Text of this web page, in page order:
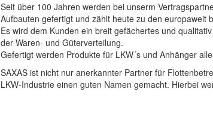
Seit über 100 Jahren werden bei unserm
Aufbauten gefertigt und zählt heute zu den europaweit
Es wird dem Kunden ein breit gefächertes und
der Waren- und Güterverteilung.
Gefertigt werden Produkte für LKW´s und Anhänger
SAXAS ist nicht nur anerkannter Partner für
LKW-Industrie einen guten Namen gemacht. Hierbei